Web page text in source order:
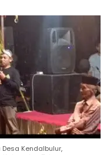
Kendalbulur,